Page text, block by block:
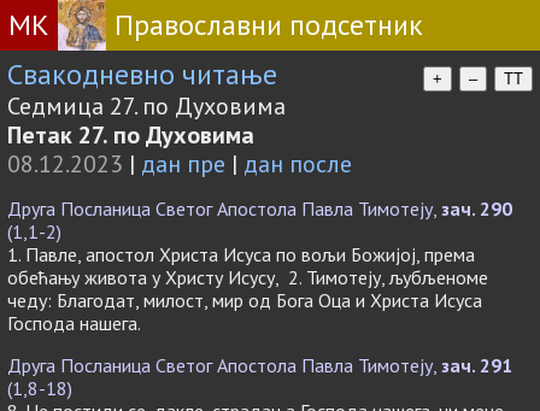
МК
Православни подсетник
Свакодневно читање
+ – TT
Седмица 27. по Духовима
Петак 27. по Духовима
08.12.2023 | дан пре | дан после
Друга Посланица Светог Апостола Павла Тимотеју, зач. 290
(1,1-2)
1. Павле, апостол Христа Исуса по вољи Божијој, према
обећању живота у Христу Исусу, 2. Тимотеју, љубљеноме
чеду: Благодат, милост, мир од Бога Оца и Христа Исуса
Господа нашега.
Друга Посланица Светог Апостола Павла Тимотеју, зач. 291
(1,8-18)